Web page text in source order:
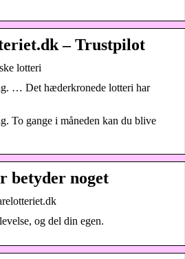
– Trustpilot
lotteri
… Det hæderkronede lotteri har
To gange i måneden kan du blive
betyder noget
og del din egen.